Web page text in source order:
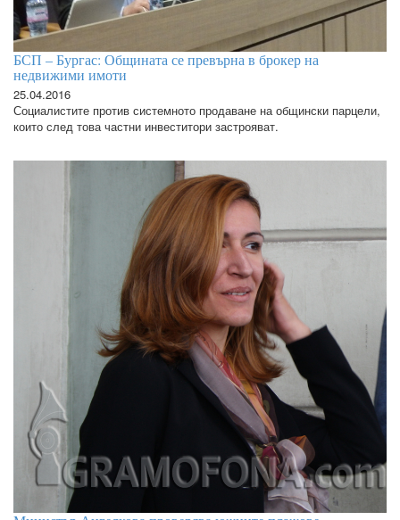
БСП – Бургас: Общината се превърна в брокер на
недвижими имоти
25.04.2016
Социалистите против системното продаване на общински парцели,
които след това частни инвеститори застрояват.